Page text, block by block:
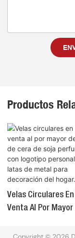
Productos
Velas Circulares
Venta Al Por Mayor
Perfumadas Con